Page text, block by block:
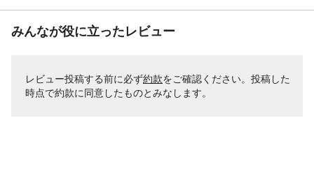
みんなが役に立ったレビュー
レビュー投稿する前に必ず約款をご確認ください。投稿した
時点で約款に同意したものとみなします。